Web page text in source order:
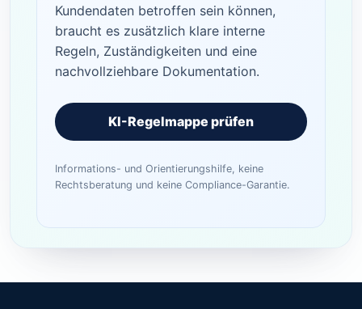
Kundendaten betroffen sein können,
braucht es zusätzlich klare interne
Regeln, Zuständigkeiten und eine
nachvollziehbare Dokumentation.
KI-Regelmappe prüfen
Informations- und Orientierungshilfe, keine
Rechtsberatung und keine Compliance-Garantie.